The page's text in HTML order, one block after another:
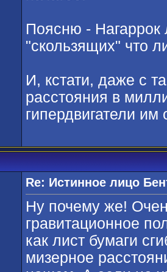
Поясню - Нагаррок
"скользящих" что
И, кстати, даже с
расстояния в
гипердвигатели им
Re: Истинное лицо
Ну почему же!
гравитационное
как лист бумаги
мизерное